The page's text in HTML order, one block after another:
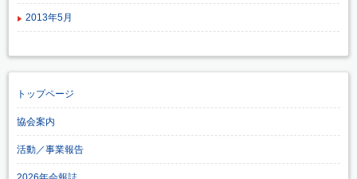
2013年5月
トップページ
協会案内
活動／事業報告